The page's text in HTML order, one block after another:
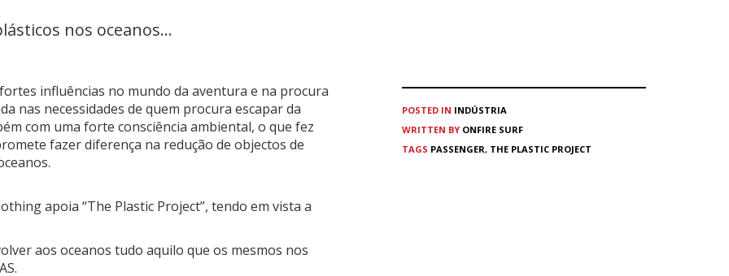
nos oceanos...
influências no mundo da aventura e na procura
nas necessidades de quem procura escapar da
com uma forte consciência ambiental, o que fez
fazer diferença na redução de objectos de
apoia “The Plastic Project”, tendo em vista a
aos oceanos tudo aquilo que os mesmos nos
POSTED IN INDÚSTRIA
WRITTEN BY ONFIRE SURF
TAGS PASSENGER, THE PLASTIC PROJECT